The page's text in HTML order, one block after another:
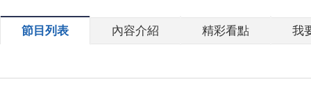
節目列表 內容介紹 精彩看點 我